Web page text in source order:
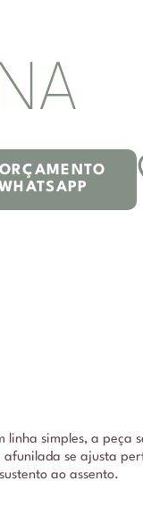
simples, a peça
se ajusta
ao assento.